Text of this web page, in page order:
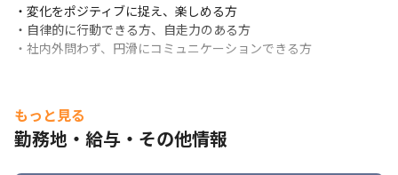
・変化をポジティブに捉え、楽しめる方
・自律的に行動できる方、自走力のある方
・社内外問わず、円滑にコミュニケーションできる方
もっと見る
勤務地・給与・その他情報